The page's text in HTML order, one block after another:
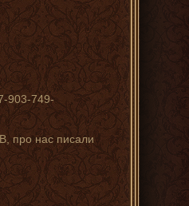
903-749-
про нас писали